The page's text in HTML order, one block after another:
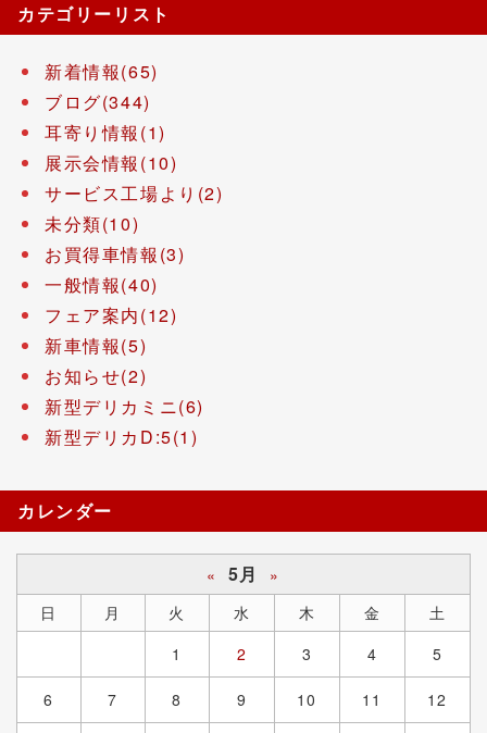
カテゴリーリスト
新着情報(65)
ブログ(344)
耳寄り情報(1)
展示会情報(10)
サービス工場より(2)
未分類(10)
お買得車情報(3)
一般情報(40)
フェア案内(12)
新車情報(5)
お知らせ(2)
新型デリカミニ(6)
新型デリカD:5(1)
カレンダー
« 5月
»
日
月 火 水 木 金
土
1
2 3 4 5
6 7 8 9 10 11 12